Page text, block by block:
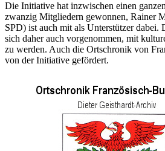
Die Initiative hat inzwischen einen
zwanzig Mitgliedern gewonnen, Rainer
SPD) ist auch mit als Unterstützer
sich daher auch vorgenommen, mit
zu werden. Auch die Ortschronik von
von der Initiative gefördert.